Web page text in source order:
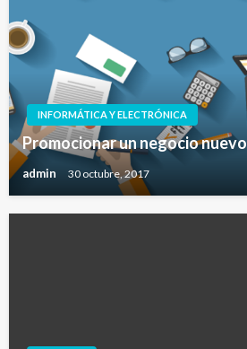
INFORMÁTICA Y ELECTRÓNICA
Promocionar un negocio nuevo
admin 30 octubre, 2017